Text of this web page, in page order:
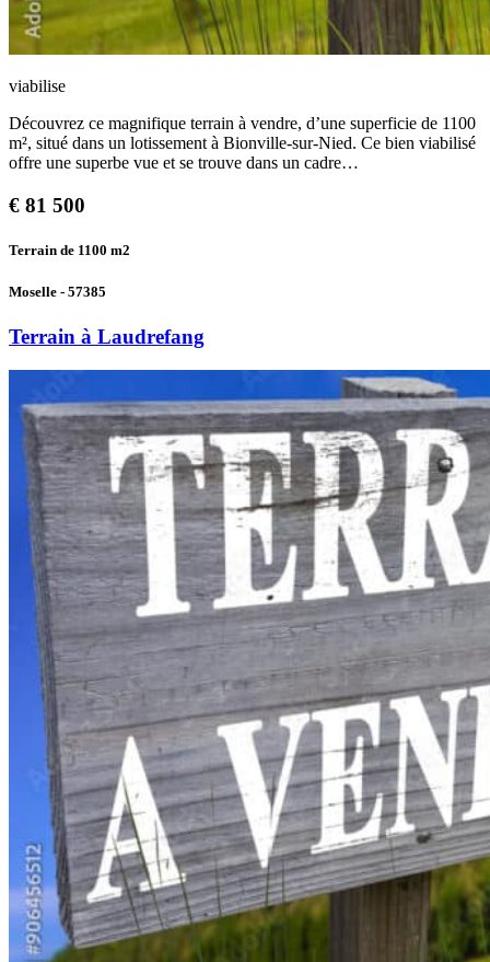
viabilise
Découvrez ce magnifique terrain à vendre, d’une superficie de 1100
m², situé dans un lotissement à Bionville-sur-Nied. Ce bien viabilisé
offre une superbe vue et se trouve dans un cadre…
€ 81 500
Terrain de 1100 m2
Moselle - 57385
Terrain à Laudrefang